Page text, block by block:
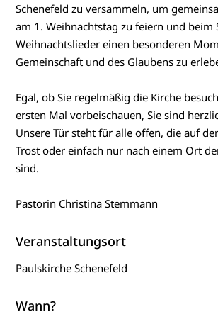
Schenefeld zu versammeln, um
am 1. Weihnachtstag zu feiern und beim
Weihnachtslieder einen besonderen
Gemeinschaft und des Glaubens zu
Egal, ob Sie regelmäßig die Kirche
ersten Mal vorbeischauen, Sie sind
Unsere Tür steht für alle offen, die auf
Trost oder einfach nur nach einem Ort
sind.
Pastorin Christina Stemmann
Veranstaltungsort
Paulskirche Schenefeld
Wann?